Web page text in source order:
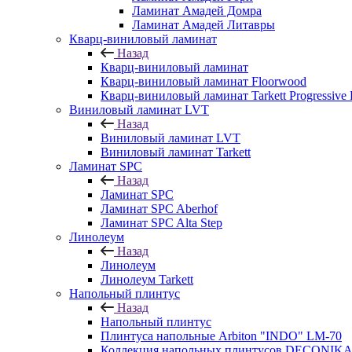
Ламинат Амадей Домра
Ламинат Амадей Литавры
Кварц-виниловый ламинат
Назад
Кварц-виниловый ламинат
Кварц-виниловый ламинат Floorwood
Кварц-виниловый ламинат Tarkett Progressive
Виниловый ламинат LVT
Назад
Виниловый ламинат LVT
Виниловый ламинат Tarkett
Ламинат SPC
Назад
Ламинат SPC
Ламинат SPC Aberhof
Ламинат SPC Alta Step
Линолеум
Назад
Линолеум
Линолеум Tarkett
Напольный плинтус
Назад
Напольный плинтус
Плинтуса напольные Arbiton "INDO" LM-70